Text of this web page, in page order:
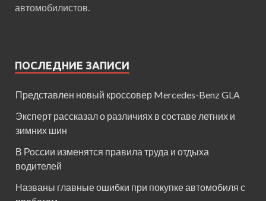
автомобилистов.
ПОСЛЕДНИЕ ЗАПИСИ
Представлен новый кроссовер Mercedes-Benz GLA
Эксперт рассказал о различиях в составе летних и
зимних шин
В России изменятся правила труда и отдыха
водителей
Названы главные ошибки при покупке автомобиля с